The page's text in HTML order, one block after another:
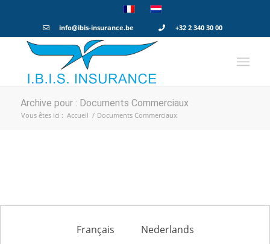
info@ibis-insurance.be +32 2 340 30 00
Archive pour : Documents Commerciaux
Vous êtes ici : Accueil / Documents Commerciaux
Français Nederlands